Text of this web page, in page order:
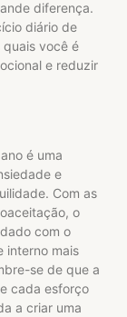
diferença.
diário de
você é
e reduzir
é uma
e
Com as
o
com o
interno mais
se de que a
cada esforço
a criar uma